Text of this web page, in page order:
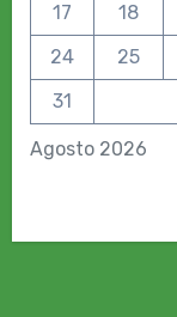
Agosto 2026
17
18
24
25
31